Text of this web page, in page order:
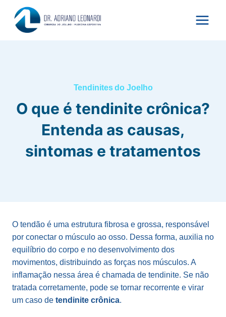
para
Tendinites do Joelho
O que é tendinite crônica?
Entenda as causas,
sintomas e tratamentos
O tendão é uma estrutura fibrosa e grossa, responsável
por conectar o músculo ao osso. Dessa forma, auxilia no
equilíbrio do corpo e no desenvolvimento dos
movimentos, distribuindo as forças nos músculos. A
inflamação nessa área é chamada de tendinite. Se não
tratada corretamente, pode se tornar recorrente e virar
um caso de tendinite crônica.